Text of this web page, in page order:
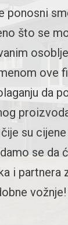
ponosni
što se
ove
da
su
se da
i partnera
vožnje!